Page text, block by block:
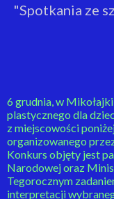
"Spotkania ze
6 grudnia, w
plastycznego dla
z miejscowości
organizowanego
Konkurs objęty jest
Narodowej oraz
Tegorocznym
interpretacji